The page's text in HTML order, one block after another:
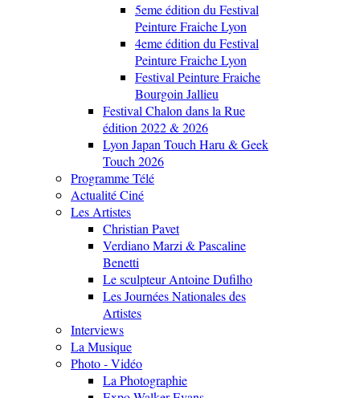
5eme édition du Festival
Peinture Fraiche Lyon
4eme édition du Festival
Peinture Fraiche Lyon
Festival Peinture Fraiche
Bourgoin Jallieu
Festival Chalon dans la Rue
édition 2022 & 2026
Lyon Japan Touch Haru & Geek
Touch 2026
Programme Télé
Actualité Ciné
Les Artistes
Christian Pavet
Verdiano Marzi & Pascaline
Benetti
Le sculpteur Antoine Dufilho
Les Journées Nationales des
Artistes
Interviews
La Musique
Photo - Vidéo
La Photographie